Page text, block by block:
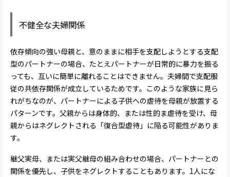
不健全な夫婦関係
依存傾向の強い母親と、意のままに相手を支配しようとする支配
型のパートナーの場合、たとえパートナーが日常的に暴力を振る
っても、互いに簡単に離れることはできません。夫婦間で支配服
従の共依存関係が成立しているためです。このような家族に見ら
れがちなのが、パートナーによる子供への虐待を母親が放置する
パターンです。父親からは身体的、または性的ま虐待を受け、母
親からはネグレクトされる「復合型虐待」に陥る可能性がありま
す。
継父実母、または実父継母の組み合わせの場合、パートナーとの
関係を優先し、子供をネグレクトすることもあります。1人にな